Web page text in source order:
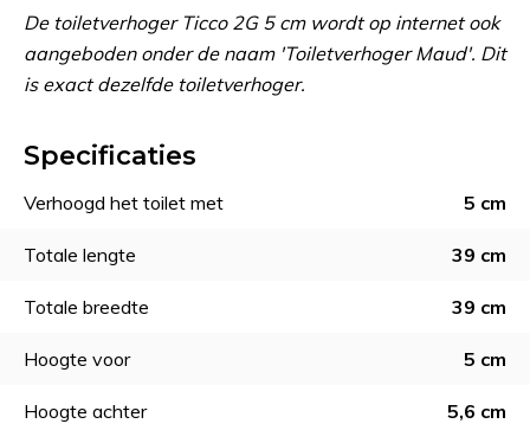
De toiletverhoger Ticco 2G 5 cm wordt op internet ook
aangeboden onder de naam 'Toiletverhoger Maud'. Dit
is exact dezelfde toiletverhoger.
Specificaties
Verhoogd het toilet met 5 cm
Totale lengte 39 cm
Totale breedte 39 cm
Hoogte voor 5 cm
Hoogte achter 5,6 cm